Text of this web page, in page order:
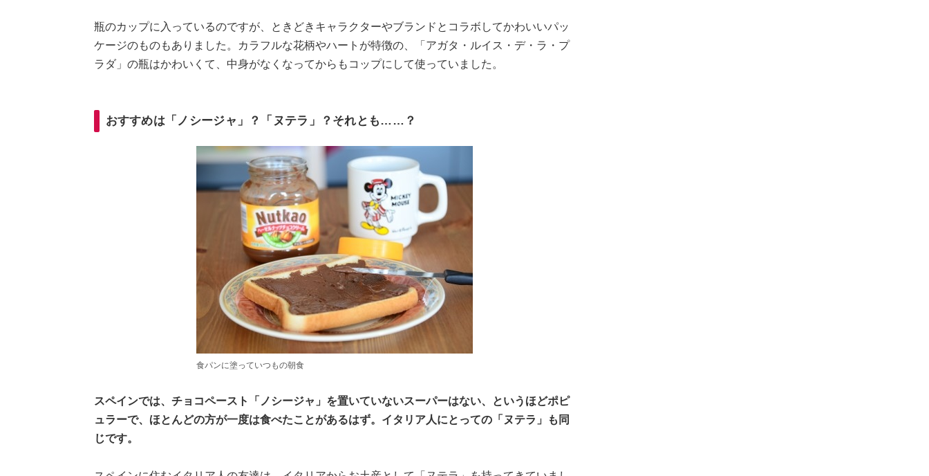
瓶のカップに入っているのですが、ときどきキャラクターやブランドとコラボしてかわいいパッ
ケージのものもありました。カラフルな花柄やハートが特徴の、「アガタ・ルイス・デ・ラ・プ
ラダ」の瓶はかわいくて、中身がなくなってからもコップにして使っていました。
おすすめは「ノシージャ」？「ヌテラ」？それとも……？
食パンに塗っていつもの朝食
スペインでは、チョコペースト「ノシージャ」を置いていないスーパーはない、というほどポピ
ュラーで、ほとんどの方が一度は食べたことがあるはず。イタリア人にとっての「ヌテラ」も同
じです。